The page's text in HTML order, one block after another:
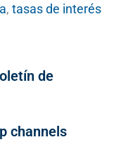
, tasas de interés
de
channels